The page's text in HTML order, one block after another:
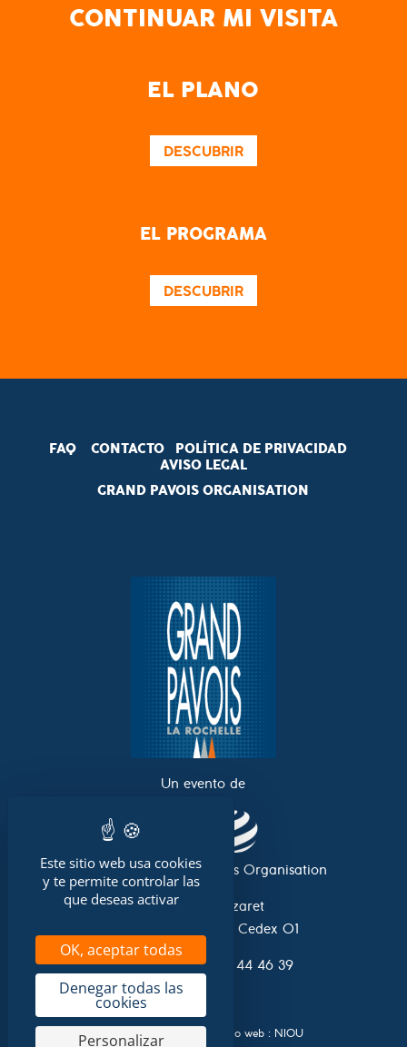
Este sitio web usa cookies
y te permite controlar las
que deseas activar
OK, aceptar todas
Denegar todas las
cookies
Personalizar
CONTINUAR MI VISITA
EL PLANO
DESCUBRIR
EL PROGRAMA
DESCUBRIR
FAQ CONTACTO POLÍTICA DE PRIVACIDAD
AVISO LEGAL
GRAND PAVOIS ORGANISATION
Un evento de
Asociación Grand Pavois Organisation
Avenue du Lazaret
17 042 La Rochelle Cedex 01
Tel. 0033 (0)5 46 44 46 39
Desarrollo y diseño del sitio web :NIOU